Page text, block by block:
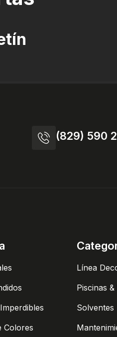
(829) 590
Colores
Línea
Piscinas &
Solventes